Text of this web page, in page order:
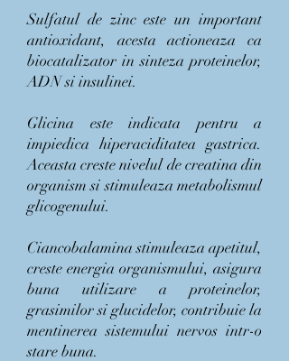
Sulfatul de zinc este un important
antioxidant, acesta actioneaza ca
biocatalizator in sinteza proteinelor,
ADN si insulinei.
Glicina este indicata pentru a
impiedica hiperaciditatea gastrica.
Aceasta creste nivelul de creatina din
organism si stimuleaza metabolismul
glicogenului.
Ciancobalamina stimuleaza apetitul,
creste energia organismului, asigura
buna utilizare a proteinelor,
grasimilor si glucidelor, contribuie la
mentinerea sistemului nervos intr-o
stare buna.